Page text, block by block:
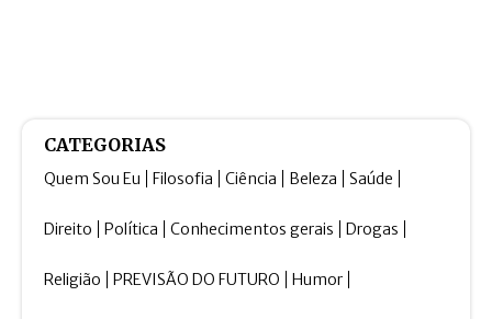
CATEGORIAS
Quem Sou Eu Filosofia Ciência Beleza Saúde
Direito Política Conhecimentos gerais Drogas
Religião PREVISÃO DO FUTURO Humor